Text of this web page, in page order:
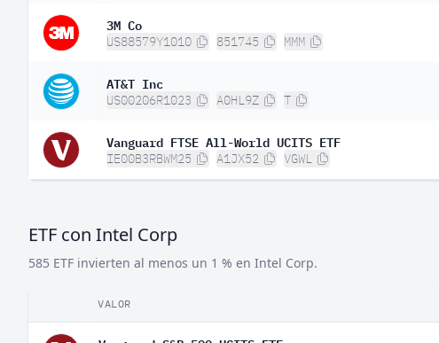
3M Co
US88579Y1010 851745 MMM
AT&T Inc
US00206R1023 A0HL9Z T
Vanguard FTSE All-World UCITS ETF
IE00B3RBWM25 A1JX52 VGWL
ETF con Intel Corp
585 ETF invierten al menos un 1 % en Intel Corp.
VALOR